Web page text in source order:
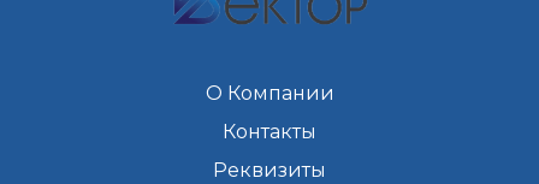
О Компании
Контакты
Реквизиты